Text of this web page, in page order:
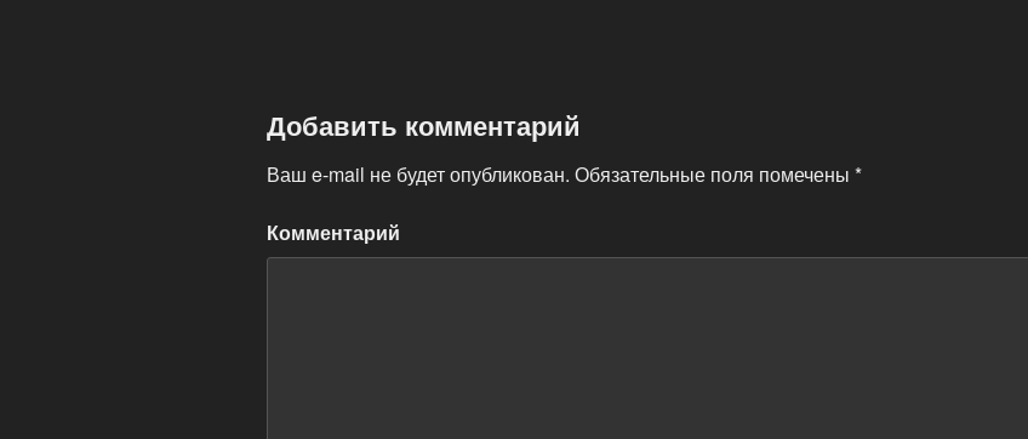
Добавить комментарий
Ваш e-mail не будет опубликован. Обязательные поля помечены *
Комментарий